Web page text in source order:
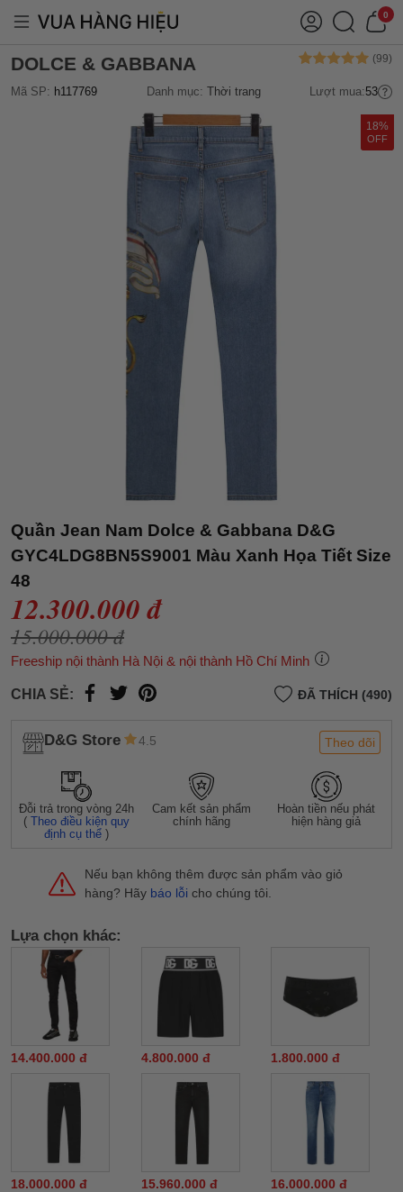
0
DOLCE & GABBANA
Mã SP: h117769 Danh mục: Thời trang Lượt mua:53
18%
OFF
Quần Jean Nam Dolce & Gabbana D&G
GYC4LDG8BN5S9001 Màu Xanh Họa Tiết Size
48
12.300.000 đ
15.000.000 đ
Freeship nội thành Hà Nội & nội thành Hồ Chí Minh
CHIA SẺ: ĐÃ THÍCH (490)
D&G Store 4.5 Theo dõi
Đỗi trả trong vòng 24h
(Theo điều kiện quy
định cụ thể )
Cam kết sản phẩm
chính hãng
Hoàn tiền nếu phát
hiện hàng giả
Nếu bạn không thêm được sản phẩm vào giỏ
hàng? Hãy báo lỗi cho chúng tôi.
Lựa chọn khác:
14.400.000 đ 4.800.000 đ 1.800.000 đ
18.000.000 đ 15.960.000 đ 16.000.000 đ